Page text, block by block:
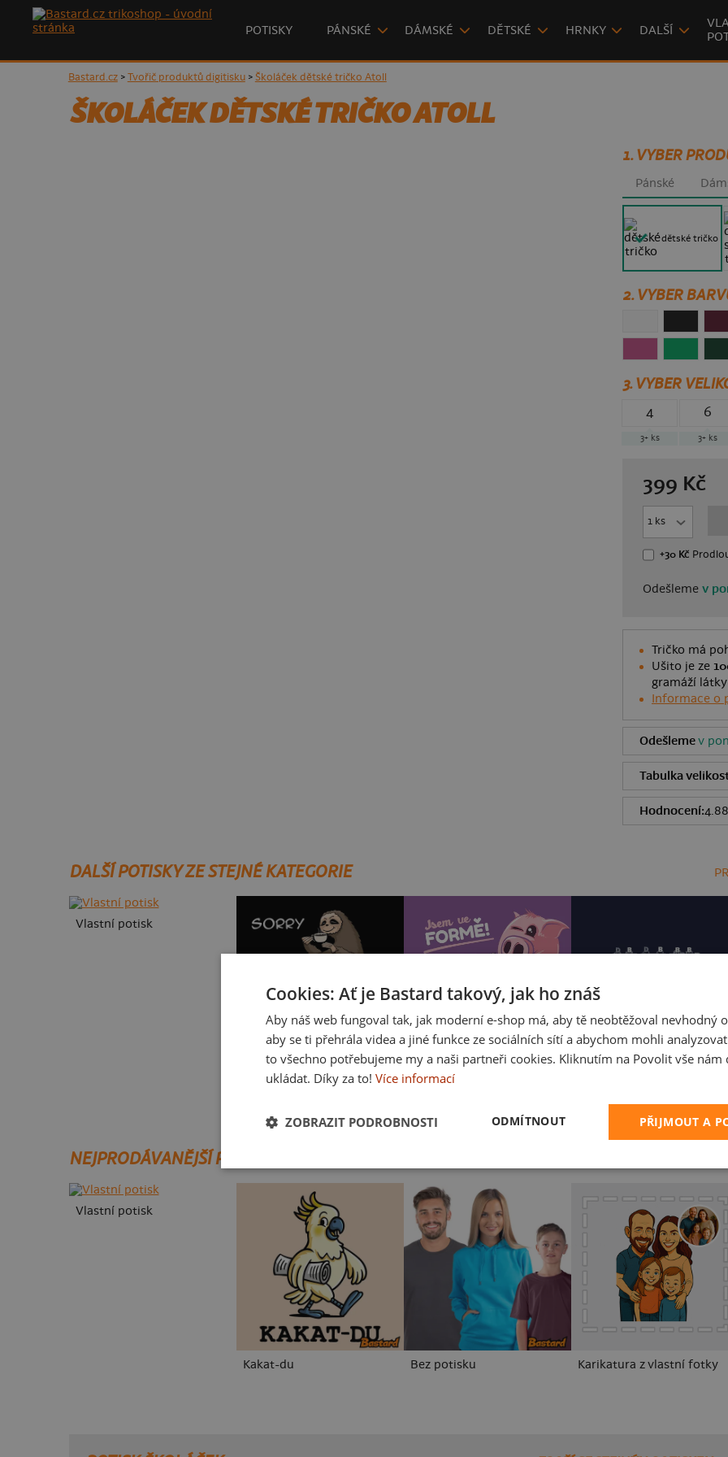
POTISKY PÁNSKÉ DÁMSKÉ DĚTSKÉ HRNKY DALŠÍ
Bastard.cz> Tvořič produktů digitisku> Školáček dětské tričko Atoll
ŠKOLÁČEK DĚTSKÉ TRIČKO ATOLL
1. VYBER
Pánské
dětské tričko
2. VYBER
3.VYBER
4
3+ ks
6
3+ ks
399 Kč
+30 Kč
Odešleme v
Tričko má
Ušito je ze
gramáží látky
Informace o
Odešlemev
Tabulka
Hodnocení:4.88
DALŠÍ POTISKY ZE STEJNÉ KATEGORIE
Vlastní potisk
V pressu Ve formě
NEJPRODÁVANĚJŠÍ POTISKY
Vlastní potisk
Kakat-du Bez potisku Karikatura z vlastní fotky
Cookies: Ať je Bastard takový, jak ho znáš
Aby náš web fungoval tak, jak moderní e-shop má, aby tě neobtěžoval nevhodný
aby se ti přehrála videa a jiné funkce ze sociálních sítí a abychom mohli
to všechno potřebujeme my a naši partneři cookies. Kliknutím na Povolit vše nám
ukládat. Díky za to! Více informací
PŘIJMOUT A
ODMÍTNOUT
ZOBRAZIT PODROBNOSTI